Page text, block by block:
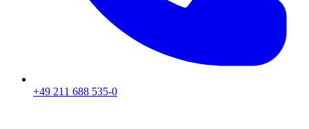
+49 211 688 535-0